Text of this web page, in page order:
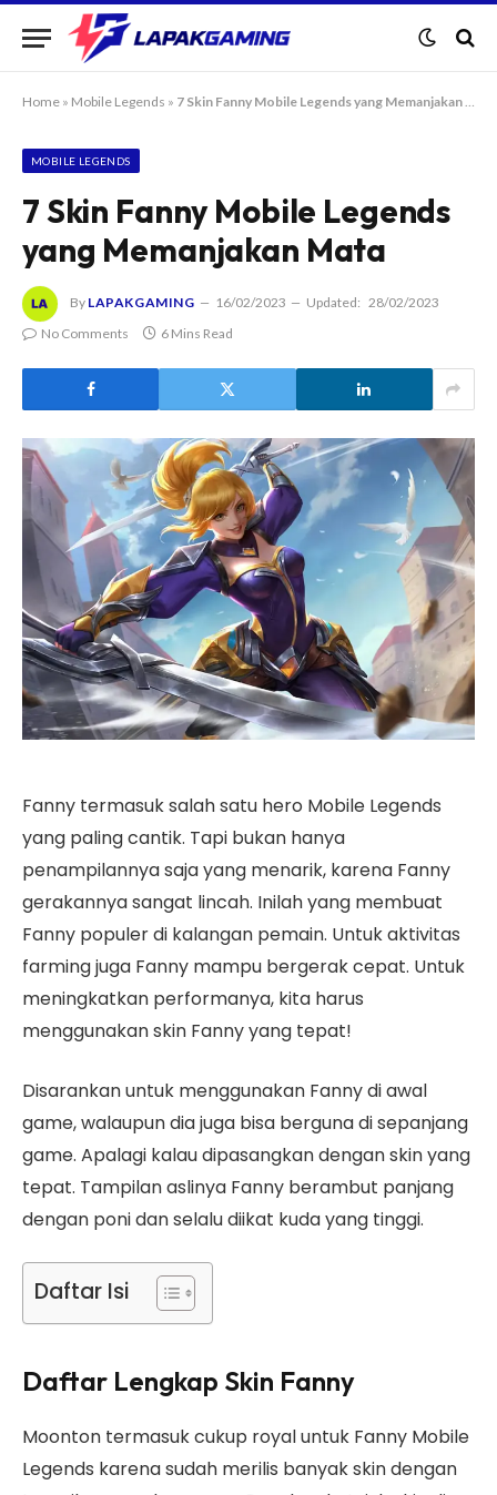
Home » Mobile Legends » 7 Skin Fanny Mobile Legends yang Memanjakan Mata
MOBILE LEGENDS
7 Skin Fanny Mobile Legends
yang Memanjakan Mata
By LAPAKGAMING 16/02/2023 Updated: 28/02/2023
No Comments
6 Mins Read
Fanny termasuk salah satu hero Mobile Legends
yang paling cantik. Tapi bukan hanya
penampilannya saja yang menarik, karena Fanny
gerakannya sangat lincah. Inilah yang membuat
Fanny populer di kalangan pemain. Untuk aktivitas
farming juga Fanny mampu bergerak cepat. Untuk
meningkatkan performanya, kita harus
menggunakan skin Fanny yang tepat!
Disarankan untuk menggunakan Fanny di awal
game, walaupun dia juga bisa berguna di sepanjang
game. Apalagi kalau dipasangkan dengan skin yang
tepat. Tampilan aslinya Fanny berambut panjang
dengan poni dan selalu diikat kuda yang tinggi.
Daftar Isi
Daftar Lengkap Skin Fanny
Moonton termasuk cukup royal untuk Fanny Mobile
Legends karena sudah merilis banyak skin dengan